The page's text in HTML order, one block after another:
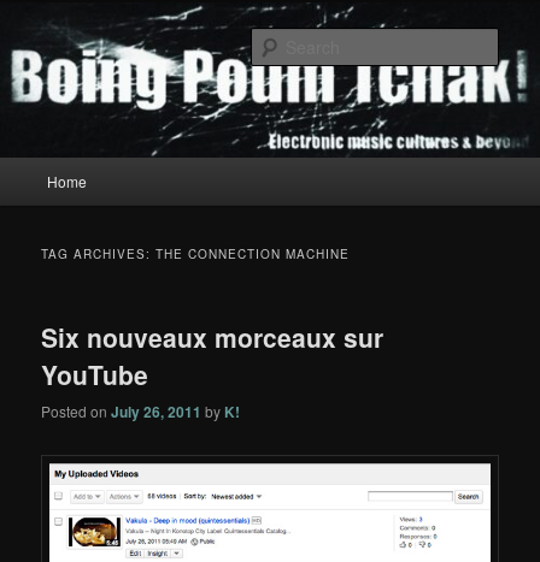
primary
content
secondary
contentBoing Poum Tchak!
Home
TAG ARCHIVES:THE CONNECTION MACHINE
Six nouveaux morceaux sur
YouTube
Posted onJuly 26, 2011 by K!